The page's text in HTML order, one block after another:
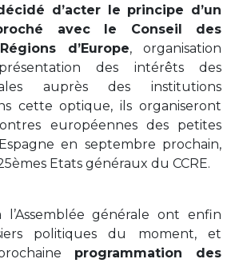
d’acter le principe d’un
avec le Conseil des
d’Europe, organisation
des intérêts des
auprès des institutions
cette optique, ils organiseront
européennes des petites
en septembre prochain,
Etats généraux du CCRE.
l’Assemblée générale ont enfin
politiques du moment, et
programmation des